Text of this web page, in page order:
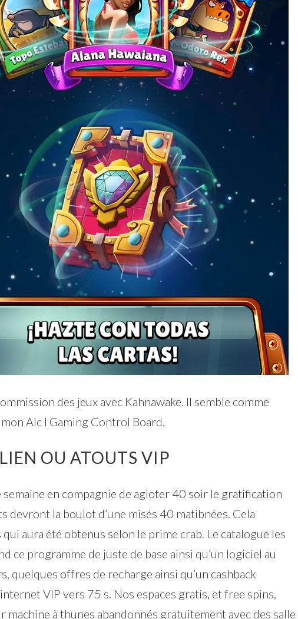
des jeux avec Kahnawake. Il semble comme
Alc l Gaming Control Board.
OU ATOUTS VIP
semaine en compagnie de agioter 40 soir le gratification
devront la boulot d’une misés 40 matibnées. Cela
aura été obtenus selon le prime crab. Le catalogue les
ce programme de juste de base ainsi qu’un logiciel au
quelques offres de recharge ainsi qu’un cashback
VIP vers 75 s. Nos espaces gratis, et free spins,
à thunes abandonnés gratuitement avec des salle